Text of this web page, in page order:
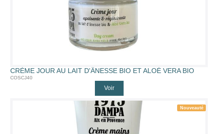
CRÈME JOUR AU LAIT D'ÂNESSE BIO ET ALOÉ VERA BIO
COSCJ40
Voir
Nouveauté